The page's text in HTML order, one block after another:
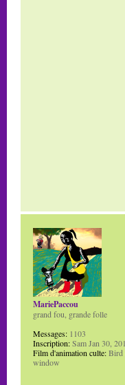
MariePaccou
grand fou, grande folle
Messages: 1103
Inscription:Sam Jan 30,
Film d'animation culte:Bird
window